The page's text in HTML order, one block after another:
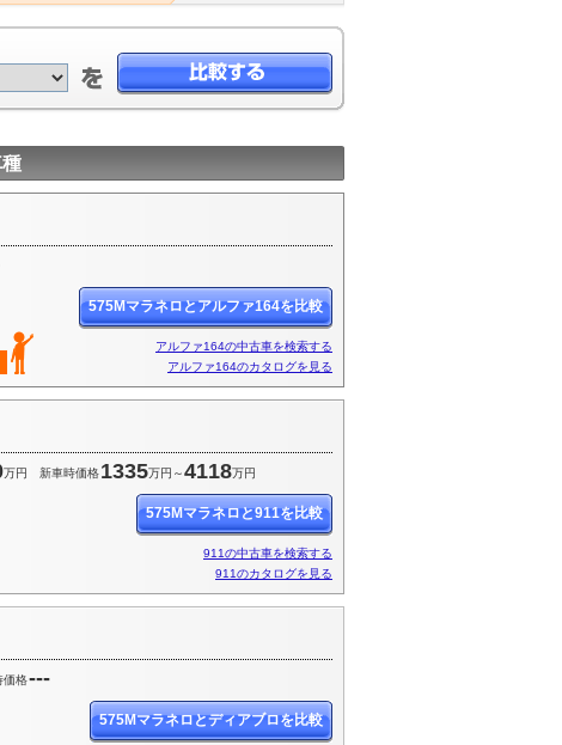
575Mマラネロとアルファ164を比較
アルファ164の中古車を検索する
アルファ164のカタログを見る
万円 新車時価格1335万円～4118万円
575Mマラネロと911を比較
911の中古車を検索する
911のカタログを見る
価格---
575Mマラネロとディアブロを比較